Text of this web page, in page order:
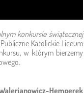
konkursie świątecznej
Katolickie Liceum
w którym bierzemy
Hemperek